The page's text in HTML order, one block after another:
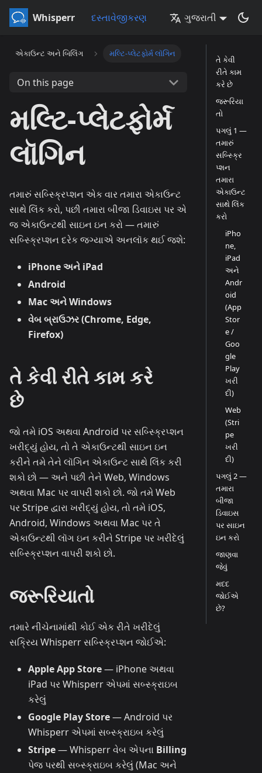
Whisperr દસ્તાવેજીકરણ ગુજરાતી
એકાઉન્ટ અને બિલિંગ મલ્ટિ-પ્લેટફોર્મ લૉગિન
On this page
મલ્ટિ-પ્લેટફોર્મ
લૉગિન
તમારું સબ્સ્ક્રિપ્શન એક વાર તમારા એકાઉન્ટ
સાથે લિંક કરો, પછી તમારા બીજા ડિવાઇસ પર એ
જ એકાઉન્ટથી સાઇન ઇન કરો — તમારું
સબ્સ્ક્રિપ્શન દરેક જગ્યાએ અનલૉક થઈ જશે:
iPhone અને iPad
Android
Mac અને Windows
વેબ બ્રાઉઝર (Chrome, Edge,
Firefox)
તે કેવી રીતે કામ કરે
છે
જો તમે iOS અથવા Android પર સબ્સ્ક્રિપ્શન
ખરીદ્યું હોય, તો તે એકાઉન્ટથી સાઇન ઇન
કરીને તમે તેને લૉગિન એકાઉન્ટ સાથે લિંક કરી
શકો છો — અને પછી તેને Web, Windows
અથવા Mac પર વાપરી શકો છો. જો તમે Web
પર Stripe દ્વારા ખરીદ્યું હોય, તો તમે iOS,
Android, Windows અથવા Mac પર તે
એકાઉન્ટથી લૉગ ઇન કરીને Stripe પર ખરીદેલું
સબ્સ્ક્રિપ્શન વાપરી શકો છો.
જરૂરિયાતો
તમારે નીચેનામાંથી કોઈ એક રીતે ખરીદેલું
સક્રિય Whisperr સબ્સ્ક્રિપ્શન જોઈએ:
Apple App Store— iPhone અથવા
iPad પર Whisperr એપમાં સબ્સ્ક્રાઇબ
કરેલું
Google Play Store— Android પર
Whisperr એપમાં સબ્સ્ક્રાઇબ કરેલું
Stripe— Whisperr વેબ એપના Billing
પેજ પરથી સબ્સ્ક્રાઇબ કરેલું (Mac અને
તે કેવી
રીતે કામ
કરે છે
જરૂરિયા
તો
પગલું 1 —
તમારું
સબ્સ્ક્રિ
પ્શન
તમારા
એકાઉન્ટ
સાથે લિંક
કરો
iPho
ne,
iPad
અને
Andr
oid
(App
Stor
e /
Goo
gle
Play
ખરી
દી)
Web
(Stri
pe
ખરી
દી)
પગલું 2 —
તમારા
બીજા
ડિવાઇસ
પર સાઇન
ઇન કરો
જાણવા
જેવું
મદદ
જોઈએ
છે?